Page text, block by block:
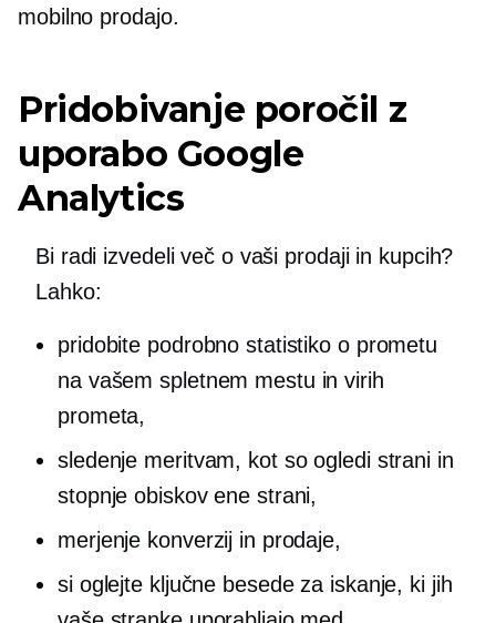
mobilno prodajo.
Pridobivanje poročil z
uporabo Google
Analytics
Bi radi izvedeli več o vaši prodaji in kupcih?
Lahko:
pridobite podrobno statistiko o prometu
na vašem spletnem mestu in virih
prometa,
sledenje meritvam, kot so ogledi strani in
stopnje obiskov ene strani,
merjenje konverzij in prodaje,
si oglejte ključne besede za iskanje, ki jih